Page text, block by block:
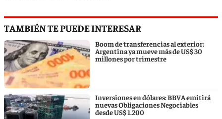
TAMBIÉN TE PUEDE INTERESAR
Boom de transferencias al exterior:
Argentina ya mueve más de US$ 30
millones por trimestre
Inversiones en dólares: BBVA emitirá
nuevas Obligaciones Negociables
desde US$ 1.200